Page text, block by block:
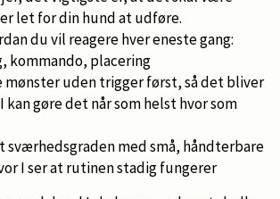
let for din hund at udføre.
du vil reagere hver eneste gang:
kommando, placering
uden trigger først, så det bliver
kan gøre det når som helst hvor som
sværhedsgraden med små, håndterbare
I ser at rutinen stadig fungerer